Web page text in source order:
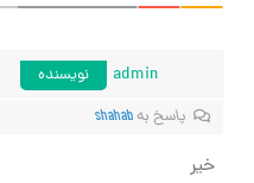
admin
نویسنده
پاسخ بهshahab
خیر